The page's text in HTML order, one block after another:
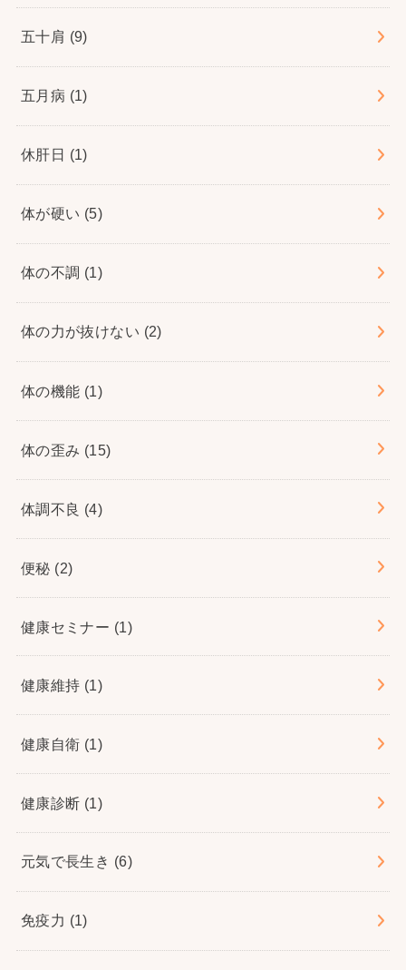
五十肩 (9)
五月病 (1)
休肝日 (1)
体が硬い (5)
体の不調 (1)
体の力が抜けない (2)
体の機能 (1)
体の歪み (15)
体調不良 (4)
便秘 (2)
健康セミナー (1)
健康維持 (1)
健康自衛 (1)
健康診断 (1)
元気で長生き (6)
免疫力 (1)